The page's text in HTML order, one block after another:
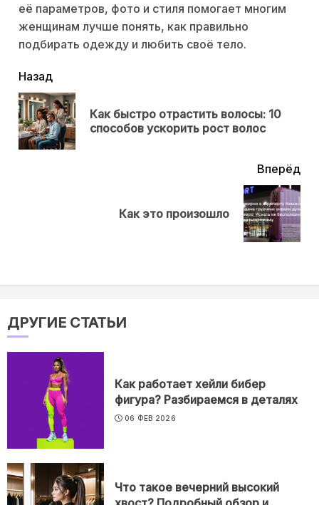
её параметров, фото и стиля помогает многим
женщинам лучше понять, как правильно
подбирать одежду и любить своё тело.
читать
еще
Назад
Как быстро отрастить волосы: 10
способов ускорить рост волос
Вперёд
Как это произошло
ДРУГИЕ СТАТЬИ
Как работает хейли бибер
фигура? Разбираемся в деталях
06 ФЕВ 2026
Что такое вечерний высокий